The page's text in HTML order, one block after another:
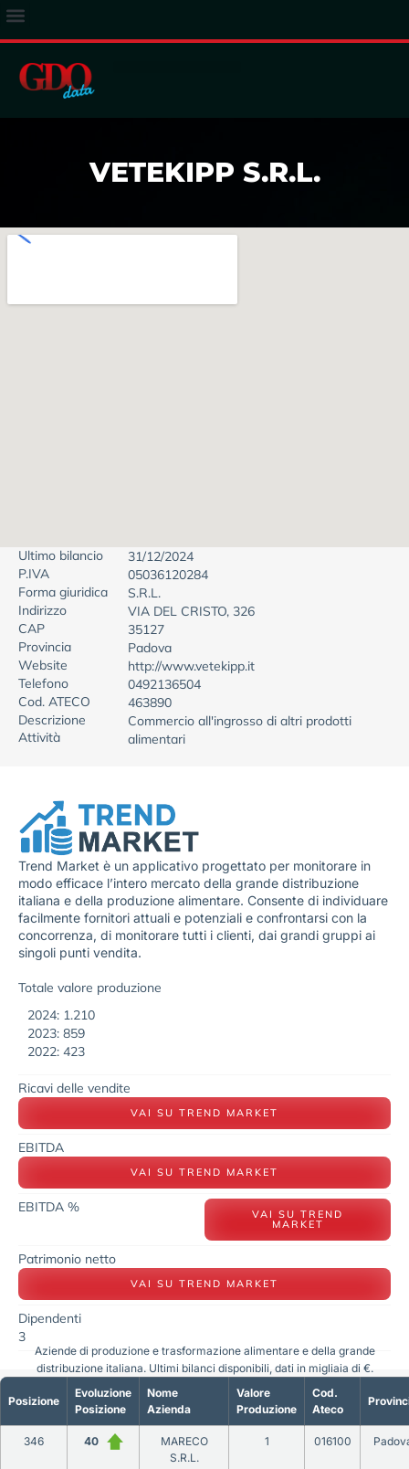
VETEKIPP S.R.L.
Ultimo bilancio
31/12/2024
P.IVA
05036120284
Forma giuridica
S.R.L.
Indirizzo
VIA DEL CRISTO, 326
CAP
35127
Provincia
Padova
Website
http://www.vetekipp.it
Telefono
0492136504
Cod. ATECO
463890
Descrizione
Attività
Commercio all'ingrosso di altri prodotti
alimentari
Trend Market è un applicativo progettato per monitorare in
modo efficace l’intero mercato della grande distribuzione
italiana e della produzione alimentare. Consente di individuare
facilmente fornitori attuali e potenziali e confrontarsi con la
concorrenza, di monitorare tutti i clienti, dai grandi gruppi ai
singoli punti vendita.
Totale valore produzione
2024: 1.210
2023: 859
2022: 423
Ricavi delle vendite
VAI SU TREND MARKET
EBITDA
VAI SU TREND MARKET
EBITDA % VAI SU TREND
MARKET
Patrimonio netto
VAI SU TREND MARKET
Dipendenti
3
Posizione
Evoluzione
Posizione
Nome
Azienda
Valore
Produzione
Cod.
Ateco
346 40
MARECO
S.R.L.
1 016100
Aziende di produzione e trasformazione alimentare e della grande
distribuzione italiana. Ultimi bilanci disponibili, dati in migliaia di €.